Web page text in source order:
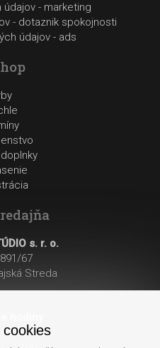
- marketing
- dotaznik spokojnosti
údajov - ads
s. r. o.
67
Streda
- 17:00